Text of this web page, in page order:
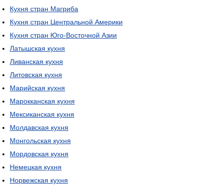
Кухня стран Магриба
Кухня стран Центральной Америки
Кухня стран Юго-Восточной Азии
Латышская кухня
Ливанская кухня
Литовская кухня
Марийская кухня
Марокканская кухня
Мексиканская кухня
Молдавская кухня
Монгольская кухня
Мордовская кухня
Немецкая кухня
Норвежская кухня